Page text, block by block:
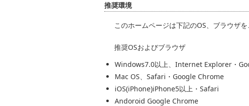
推奨環境
このホームページは下記のOS、ブラウザ
推奨OSおよびブラウザ
Windows7.0以上、Internet Explorer・
Mac OS、Safari・Google Chrome
iOS(iPhone)iPhone5以上・Safari
Andoroid Google Chrome